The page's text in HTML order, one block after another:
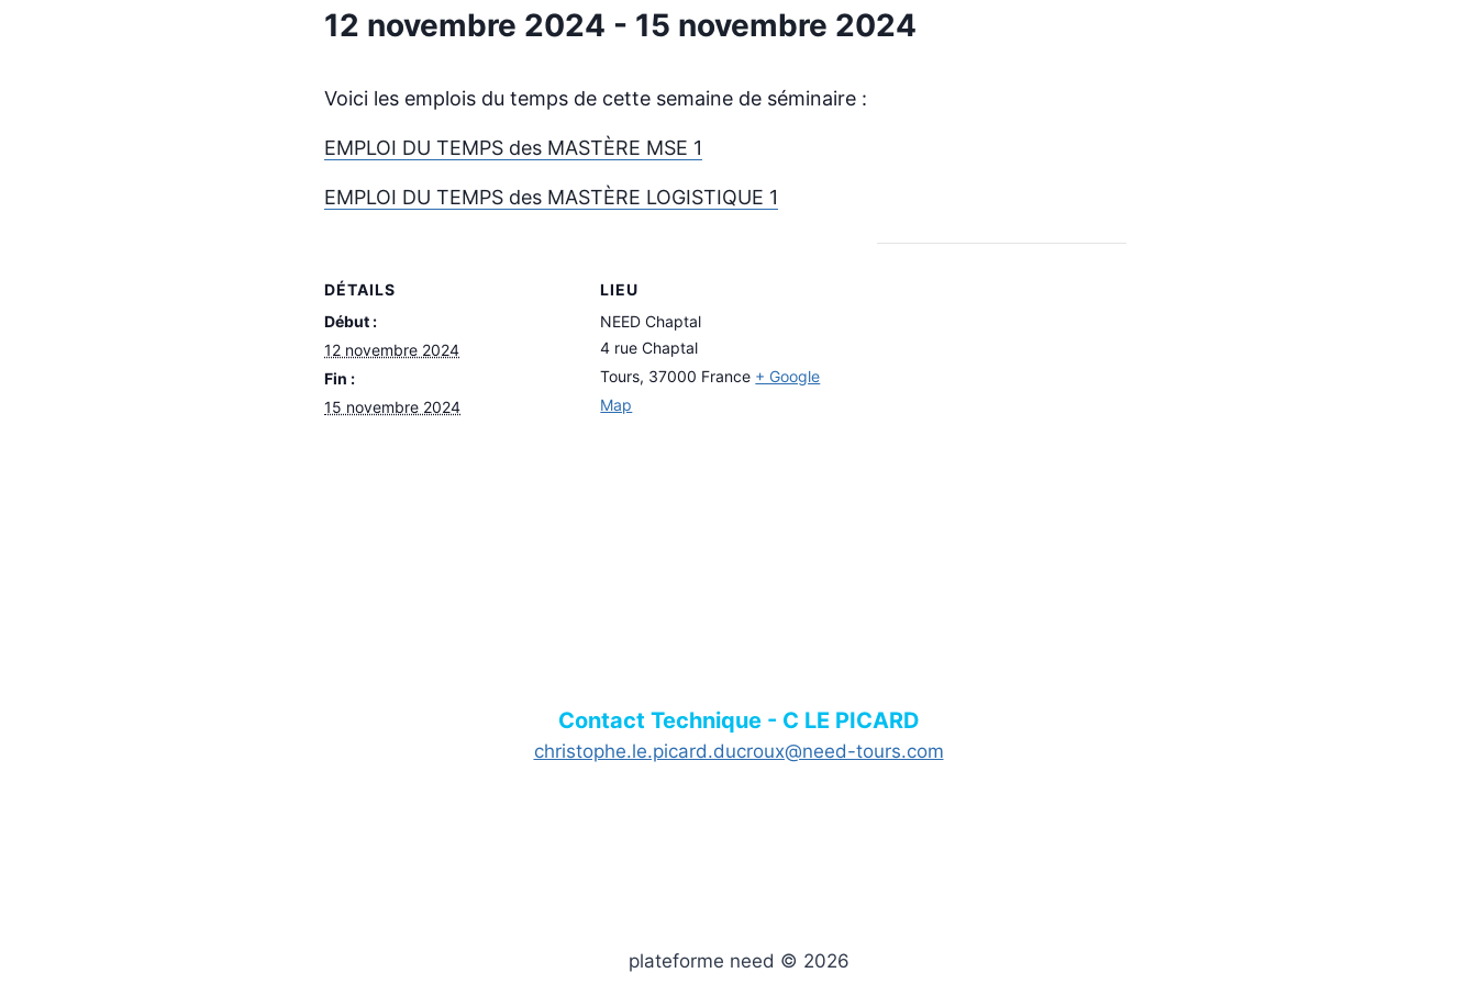
12 novembre 2024 - 15 novembre 2024
Voici les emplois du temps de cette semaine de séminaire :
EMPLOI DU TEMPS des MASTÈRE MSE 1
EMPLOI DU TEMPS des MASTÈRE LOGISTIQUE 1
DÉTAILS
Début :
12 novembre 2024
Fin :
15 novembre 2024
LIEU
NEED Chaptal
4 rue Chaptal
Tours, 37000 France + Google
Map
Contact Technique - C LE PICARD
christophe.le.picard.ducroux@need-tours.com
plateforme need © 2026